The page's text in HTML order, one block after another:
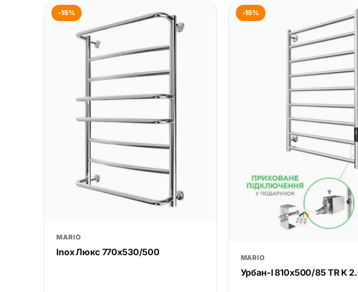
-15%
MARIO
Inox Люкс 770х530/500
-15%
MARIO
Урбан-І 810х500/85 TR K